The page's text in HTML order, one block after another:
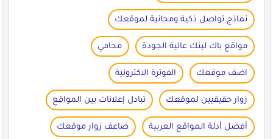
نماذج تواصل ذكية ومجانية لموقعك
مواقع باك لينك عالية الجودة محامي
اضف موقعك الفوترة الاكترونية
زوار حقيقيين لموقعك تبادل إعلانات بين المواقع
أفضل أدلة المواقع العربية ضاعف زوار موقعك